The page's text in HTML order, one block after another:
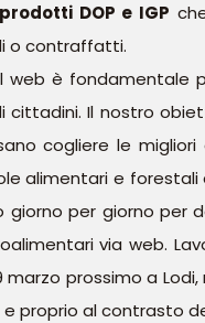
DOP e IGP
o contraffatti.
è fondamentale
cittadini. Il nostro
cogliere le
alimentari e forestali
giorno per giorno
via web.
prossimo a
proprio al contrasto